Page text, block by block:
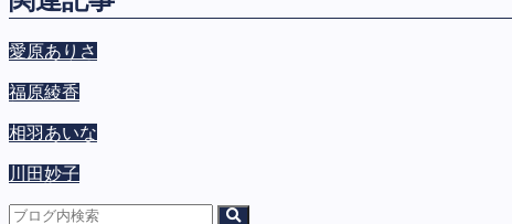
愛原ありさ
福原綾香
相羽あいな
川田妙子